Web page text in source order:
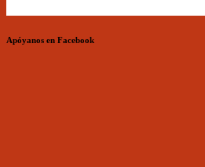
Apóyanos en Facebook